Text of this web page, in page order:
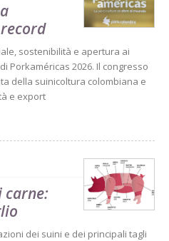
sostenibilità e apertura ai
Porkaméricas 2026. Il congresso
della suinicoltura colombiana e
e export
carne:
dei suini e dei principali tagli